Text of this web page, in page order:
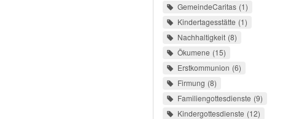
GemeindeCaritas 1
Kindertagesstätte 1
Nachhaltigkeit 8
Ökumene 15
Erstkommunion 6
Firmung 8
Familiengottesdienste 9
Kindergottesdienste 12